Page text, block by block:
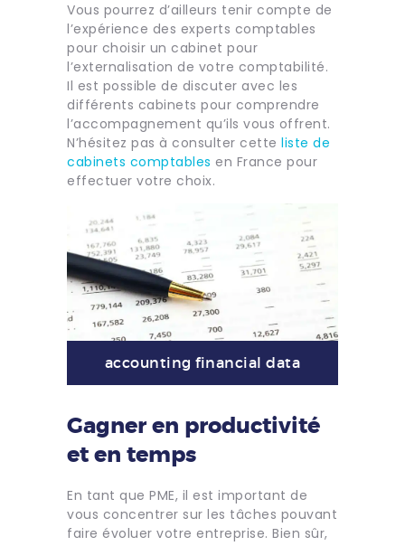
Vous pourrez d’ailleurs tenir compte de
l’expérience des experts comptables
pour choisir un cabinet pour
l’externalisation de votre comptabilité.
Il est possible de discuter avec les
différents cabinets pour comprendre
l’accompagnement qu’ils vous offrent.
N’hésitez pas à consulter cette liste de
cabinets comptables en France pour
effectuer votre choix.
accounting financial data
Gagner en productivité
et en temps
En tant que PME, il est important de
vous concentrer sur les tâches pouvant
faire évoluer votre entreprise. Bien sûr,